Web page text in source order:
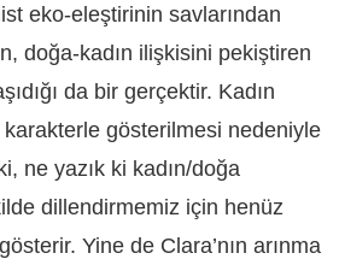
eko-eleştirinin savlarından
doğa-kadın ilişkisini pekiştiren
da bir gerçektir. Kadın
gösterilmesi nedeniyle
ne yazık ki kadın/doğa
dillendirmemiz için henüz
Yine de Clara’nın arınma